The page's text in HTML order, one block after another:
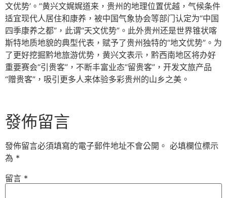
文优势’。”黄兴文娓娓道来，贵州的地理位置优越，气候条件
适宜现代人居住和康养，被中国气象协会等部门认定为“中国
四季康养之都”，此谓“天文优势”。此外贵州还是世界锥状喀
斯特地质地貌的典型代表，赋予了贵州独特的“地文优势”。为
了更好挖掘黔地旅游优势，黄兴文表示，黔西南地区将办好
重要赛会“引贵客”，不断丰富业态“留贵客”，开发文旅产品
“赠贵客”，吸引更多人来体验多彩贵州的山乡之美。
發佈留言
發佈留言必須填寫的電子郵件地址不會公開。 必填欄位標示
為 *
留言 *